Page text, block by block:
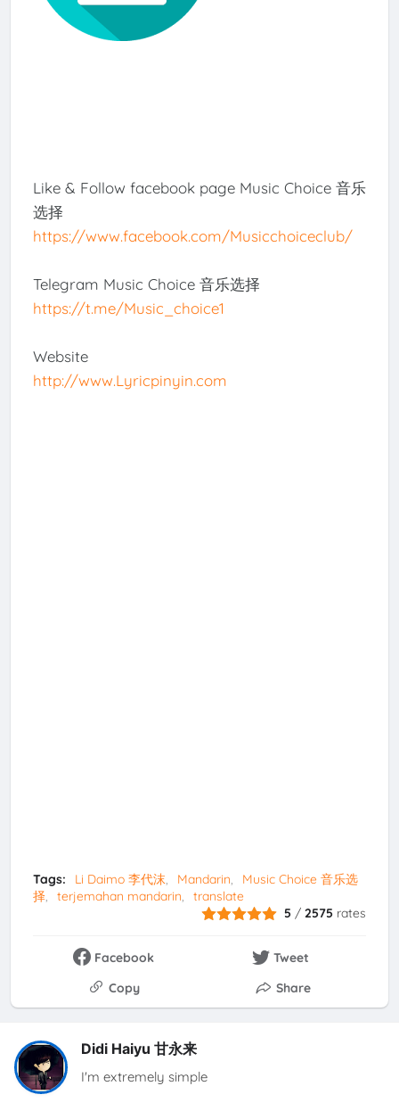
Like & Follow facebook page Music Choice 音乐
选择
https://www.facebook.com/Musicchoiceclub/
Telegram Music Choice 音乐选择
https://t.me/Music_choice1
Website
http://www.Lyricpinyin.com
Tags: Li Daimo 李代沫 Mandarin
Music Choice 音乐选
择
terjemahan mandarin
translate
5 /2575 rates
Facebook
Tweet
Copy
Share
Didi Haiyu 甘永来
I'm extremely simple